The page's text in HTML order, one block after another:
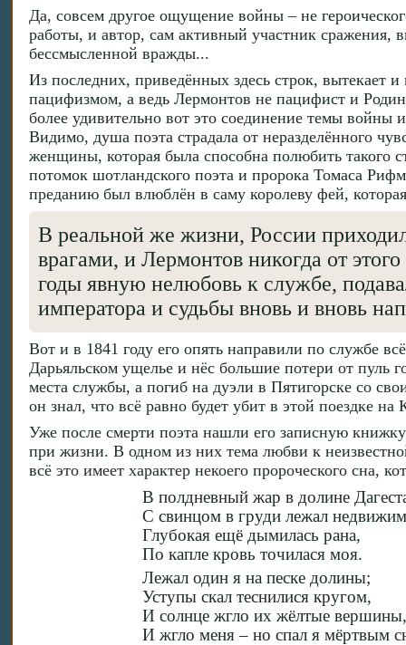
Да, совсем другое ощущение войны – не
работы, и автор, сам активный участник сражения,
бессмысленной вражды...
Из последних, приведённых здесь строк, вытекает
пацифизмом, а ведь Лермонтов не пацифист и
более удивительно вот это соединение темы
Видимо, душа поэта страдала от неразделённого
женщины, которая была способна полюбить такого
потомок шотландского поэта и пророка Томаса
преданию был влюблён в саму королеву фей,
В реальной же жизни, России
врагами, и Лермонтов никогда от
годы явную нелюбовь к службе,
императора и судьбы вновь и вновь
Вот и в 1841 году его опять направили по службе
Дарьяльском ущелье и нёс большие потери от пуль
места службы, а погиб на дуэли в Пятигорске со
он знал, что всё равно будет убит в этой поездке
Уже после смерти поэта нашли его записную
при жизни. В одном из них тема любви к
всё это имеет характер некоего пророческого сна,
В полдневный жар в долине
С свинцом в груди лежал
Глубокая ещё дымилась рана,
По капле кровь точилася моя.
Лежал один я на песке долины;
Уступы скал теснилися кругом,
И солнце жгло их жёлтые вершины,
И жгло меня – но спал я мёртвым